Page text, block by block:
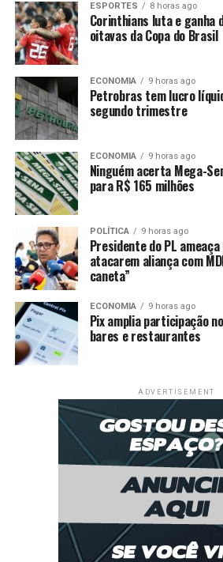
Comentários
RELATED TOPICS: ALIMENTAÇÃO
DICAS
FAZER
UP NEXT
Fatores sociais e ambientais
na Região Norte
DON'T MISS
Estudo mostra que Bolsa Família
tuberculose
ESPORTES 8 horas ago
Corinthians luta e ganha
oitavas da Copa do Brasil
ECONOMIA 9 horas ago
Petrobras tem lucro
segundo trimestre
ECONOMIA 9 horas ago
Ninguém acerta Mega-
para R$ 165 milhões
POLÍTICA 9 horas ago
Presidente do PL
atacarem aliança com
caneta”
ECONOMIA 9 horas ago
Pix amplia participação
bares e restaurantes
ADVERTISEMENT